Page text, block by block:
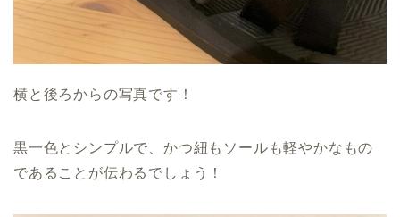
横と後ろからの写真です！
黒一色とシンプルで、かつ紐もソールも軽やかなもの
であることが伝わるでしょう！